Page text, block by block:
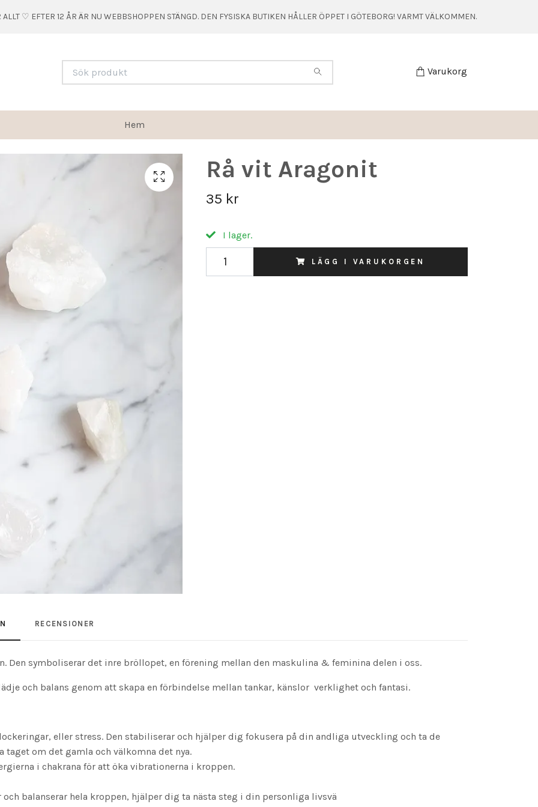
ALLT ♡ EFTER 12 ÅR ÄR NU WEBBSHOPPEN STÄNGD. DEN FYSISKA BUTIKEN HÅLLER ÖPPET I GÖTEBORG! VARMT VÄLKOMMEN.
Varukorg
Hem
Rå vit Aragonit
35 kr
I lager.
LÄGG I VARUKORGEN
RECENSIONER
Den symboliserar det inre bröllopet, en förening mellan den maskulina & feminina delen i oss.
och balans genom att skapa en förbindelse mellan tankar, känslor verklighet och fantasi.
eller stress. Den stabiliserar och hjälper dig fokusera på din andliga utveckling och ta de
om det gamla och välkomna det nya.
i chakrana för att öka vibrationerna i kroppen.
balanserar hela kroppen, hjälper dig ta nästa steg i din personliga livsvä